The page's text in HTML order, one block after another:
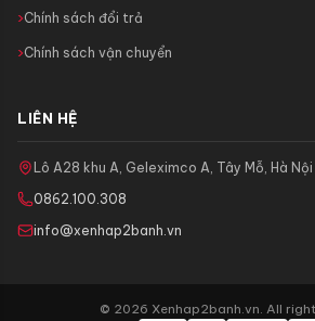
Chính sách đổi trả
Chính sách vận chuyển
LIÊN HỆ
Lô A28 khu A, Geleximco A, Tây Mỗ, Hà Nội
0862.100.308
info@xenhap2banh.vn
© 2026 Xenhap2banh.vn. All